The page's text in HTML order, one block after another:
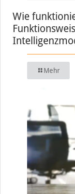
Wie
Mehr